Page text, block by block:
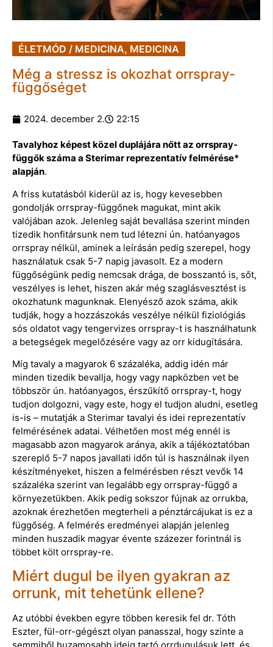
ÉLETMÓD / MEDICINA, MEDICINA
Még a stressz is okozhat orrspray-
függőséget
2024. december 2. 22:15
Tavalyhoz képest közel duplájára nőtt az orrspray-
függők száma a Sterimar reprezentatív felmérése*
alapján.
A friss kutatásból kiderül az is, hogy kevesebben
gondolják orrspray-függőnek magukat, mint akik
valójában azok. Jelenleg saját bevallása szerint minden
tizedik honfitársunk nem tud létezni ún. hatóanyagos
orrspray nélkül, aminek a leírásán pedig szerepel, hogy
használatuk csak 5-7 napig javasolt. Ez a modern
függőségünk pedig nemcsak drága, de bosszantó is, sőt,
veszélyes is lehet, hiszen akár még szaglásvesztést is
okozhatunk magunknak. Elenyésző azok száma, akik
tudják, hogy a hozzászokás veszélye nélkül fiziológiás
sós oldatot vagy tengervizes orrspray-t is használhatunk
a betegségek megelőzésére vagy az orr kidugítására.
Míg tavaly a magyarok 6 százaléka, addig idén már
minden tizedik bevallja, hogy vagy napközben vet be
többször ún. hatóanyagos, érszűkítő orrspray-t, hogy
tudjon dolgozni, vagy este, hogy el tudjon aludni, esetleg
is-is – mutatják a Sterimar tavalyi és idei reprezentatív
felmérésének adatai. Vélhetően most még ennél is
magasabb azon magyarok aránya, akik a tájékoztatóban
szereplő 5-7 napos javallati időn túl is használnak ilyen
készítményeket, hiszen a felmérésben részt vevők 14
százaléka szerint van legalább egy orrspray-függő a
környezetükben. Akik pedig sokszor fújnak az orrukba,
azoknak érezhetően megterheli a pénztárcájukat is ez a
függőség. A felmérés eredményei alapján jelenleg
minden huszadik magyar évente százezer forintnál is
többet költ orrspray-re.
Miért dugul be ilyen gyakran az
orrunk, mit tehetünk ellene?
Az utóbbi években egyre többen keresik fel dr. Tóth
Eszter, fül-orr-gégészt olyan panasszal, hogy szinte a